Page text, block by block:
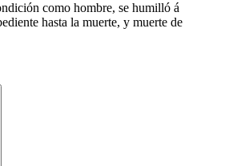
como hombre, se humilló á
hasta la muerte, y muerte de